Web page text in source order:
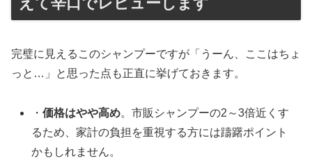
完璧に見えるこのシャンプーですが「うーん、ここはちょ
っと…」と思った点も正直に挙げておきます。
・価格はやや高め。市販シャンプーの2～3倍近くす
るため、家計の負担を重視する方には躊躇ポイント
かもしれません。